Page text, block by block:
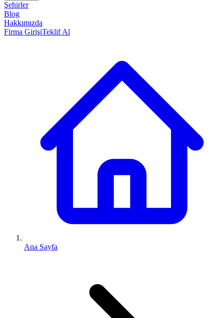
Şehirler
Blog
Hakkımızda
Firma GirişiTeklif Al
Ana Sayfa